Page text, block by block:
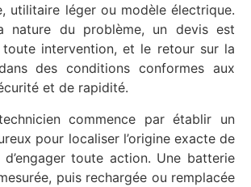
utilitaire léger ou modèle électrique.
nature du problème, un devis est
intervention, et le retour sur la
des conditions conformes aux
et de rapidité.
commence par établir un
pour localiser l’origine exacte de
toute action. Une batterie
puis rechargée ou remplacée